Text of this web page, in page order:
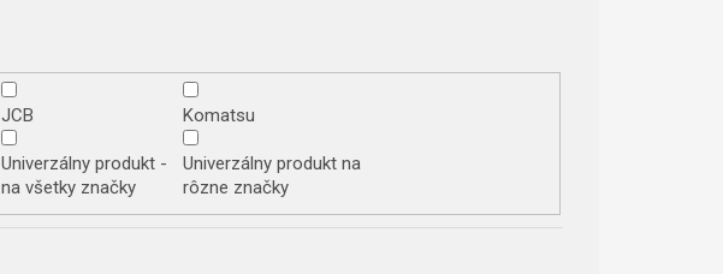
JCB Komatsu
Univerzálny produkt -
na všetky značky
Univerzálny produkt na
rôzne značky